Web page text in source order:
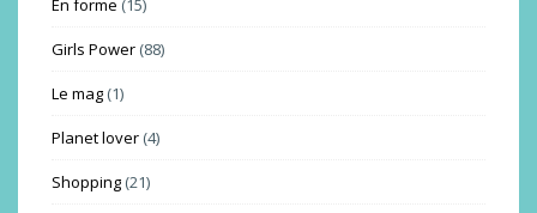
En forme (15)
Girls Power (88)
Le mag (1)
Planet lover (4)
Shopping (21)